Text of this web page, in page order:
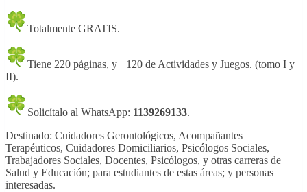
Totalmente GRATIS.
Tiene 220 páginas, y +120 de Actividades y Juegos. (tomo I y
II).
Solicítalo al WhatsApp: 1139269133.
Destinado: Cuidadores Gerontológicos, Acompañantes
Terapéuticos, Cuidadores Domiciliarios, Psicólogos Sociales,
Trabajadores Sociales, Docentes, Psicólogos, y otras carreras de
Salud y Educación; para estudiantes de estas áreas; y personas
interesadas.